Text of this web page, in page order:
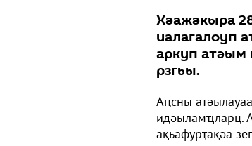
Хәажәкыра
иалагалоуп
аркуп атәым
рзгьы.
Аԥсны
идәыламҵларц.
ақьафурҭақәа